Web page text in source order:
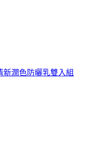
新潤色防曬乳雙入組